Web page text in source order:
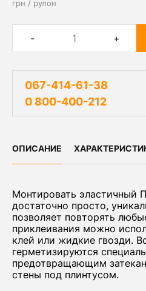
грн / рулон
- +
067-414-61-38
0 800-400-212
ОПИСАНИЕ
Монтировать эластичный
достаточно просто,
позволяет повторять
приклеивания можно
клей или жидкие гвозди.
герметизируются
предотвращающим
стены под плинтусом.